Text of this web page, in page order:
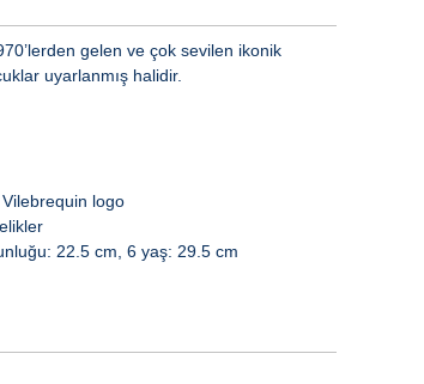
gelen ve çok sevilen ikonik
uyarlanmış halidir.
Vilebrequin logo
22.5 cm, 6 yaş: 29.5 cm